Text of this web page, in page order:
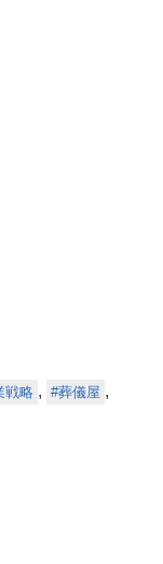
戦略 , 葬儀屋 ,